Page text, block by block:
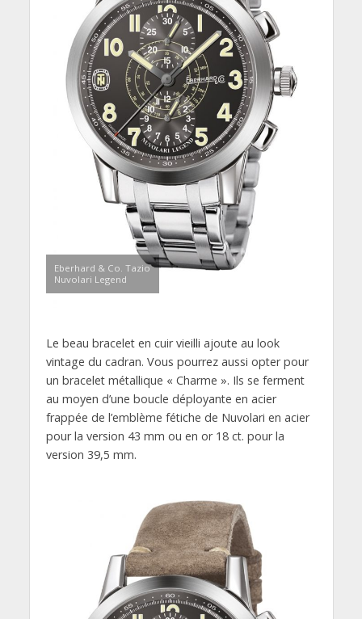
Eberhard & Co. Tazio
Nuvolari Legend
Le beau bracelet en cuir vieilli ajoute au look
vintage du cadran. Vous pourrez aussi opter pour
un bracelet métallique « Charme ». Ils se ferment
au moyen d’une boucle déployante en acier
frappée de l’emblème fétiche de Nuvolari en acier
pour la version 43 mm ou en or 18 ct. pour la
version 39,5 mm.